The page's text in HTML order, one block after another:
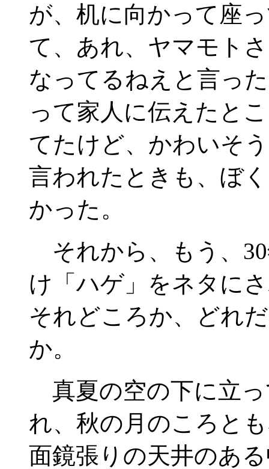
が、机に向かって座
て、あれ、ヤマモト
なってるねえと言っ
って家人に伝えたと
てたけど、かわいそ
言われたときも、ぼ
かった。
それから、もう、
け「ハゲ」をネタに
それどころか、どれ
か。
真夏の空の下に立
れ、秋の月のころと
面鏡張りの天井のあ